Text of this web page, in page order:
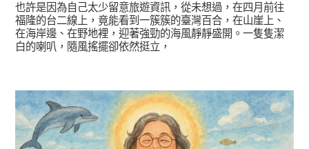
也許是因為自己太少留意旅遊資訊，從未想過，在四月前往
福隆的台二線上，竟能看到一簇簇的臺灣百合，在山崖上、
在海岸邊、在野地裡，迎著強勁的海風靜靜盛開。一隻隻潔
白的喇叭，隨風搖擺卻依然挺立，
徵文賞析